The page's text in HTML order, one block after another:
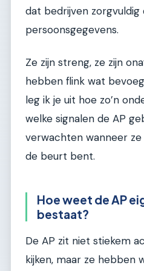
dat bedrijven
persoonsgegevens.
Ze zijn streng, ze zijn
hebben flink wat
leg ik je uit hoe zo’n
welke signalen de AP
verwachten wanneer
de beurt bent.
Hoe weet de AP
bestaat?
De AP zit niet stiekem
kijken, maar ze hebben